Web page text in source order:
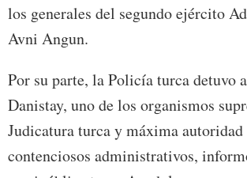
los generales del segundo ejército
Avni Angun.
Por su parte, la Policía turca detuvo
Danistay, uno de los organismos
Judicatura turca y máxima autoridad
contenciosos administrativos,